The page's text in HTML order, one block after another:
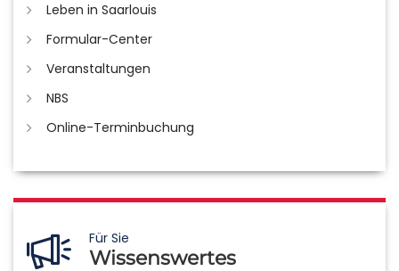
Leben in Saarlouis
Formular-Center
Veranstaltungen
NBS
Online-Terminbuchung
Für Sie
Wissenswertes